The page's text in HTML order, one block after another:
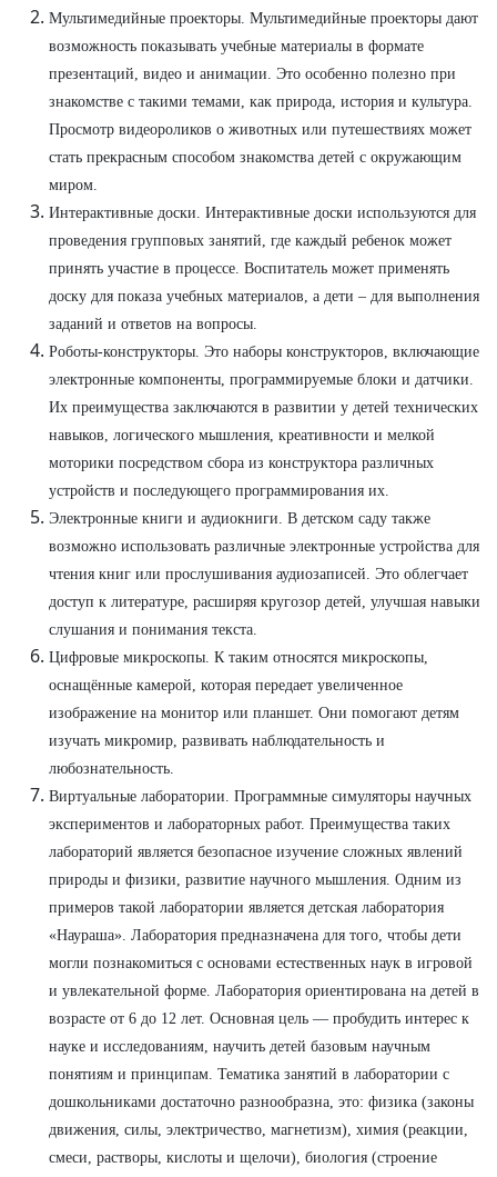
Мультимедийные проекторы. Мультимедийные проекторы дают
возможность показывать учебные материалы в формате
презентаций, видео и анимации. Это особенно полезно при
знакомстве с такими темами, как природа, история и культура.
Просмотр видеороликов о животных или путешествиях может
стать прекрасным способом знакомства детей с окружающим
миром.
Интерактивные доски. Интерактивные доски используются для
проведения групповых занятий, где каждый ребенок может
принять участие в процессе. Воспитатель может применять
доску для показа учебных материалов, а дети – для выполнения
заданий и ответов на вопросы.
Роботы-конструкторы. Это наборы конструкторов, включающие
электронные компоненты, программируемые блоки и датчики.
Их преимущества заключаются в развитии у детей технических
навыков, логического мышления, креативности и мелкой
моторики посредством сбора из конструктора различных
устройств и последующего программирования их.
Электронные книги и аудиокниги. В детском саду также
возможно использовать различные электронные устройства для
чтения книг или прослушивания аудиозаписей. Это облегчает
доступ к литературе, расширяя кругозор детей, улучшая навыки
слушания и понимания текста.
Цифровые микроскопы. К таким относятся микроскопы,
оснащённые камерой, которая передает увеличенное
изображение на монитор или планшет. Они помогают детям
изучать микромир, развивать наблюдательность и
любознательность.
Виртуальные лаборатории. Программные симуляторы научных
экспериментов и лабораторных работ. Преимущества таких
лабораторий является безопасное изучение сложных явлений
природы и физики, развитие научного мышления. Одним из
примеров такой лаборатории является детская лаборатория
«Наураша». Лаборатория предназначена для того, чтобы дети
могли познакомиться с основами естественных наук в игровой
и увлекательной форме. Лаборатория ориентирована на детей в
возрасте от 6 до 12 лет. Основная цель — пробудить интерес к
науке и исследованиям, научить детей базовым научным
понятиям и принципам. Тематика занятий в лаборатории с
дошкольниками достаточно разнообразна, это: физика (законы
движения, силы, электричество, магнетизм), химия (реакции,
смеси, растворы, кислоты и щелочи), биология (строение